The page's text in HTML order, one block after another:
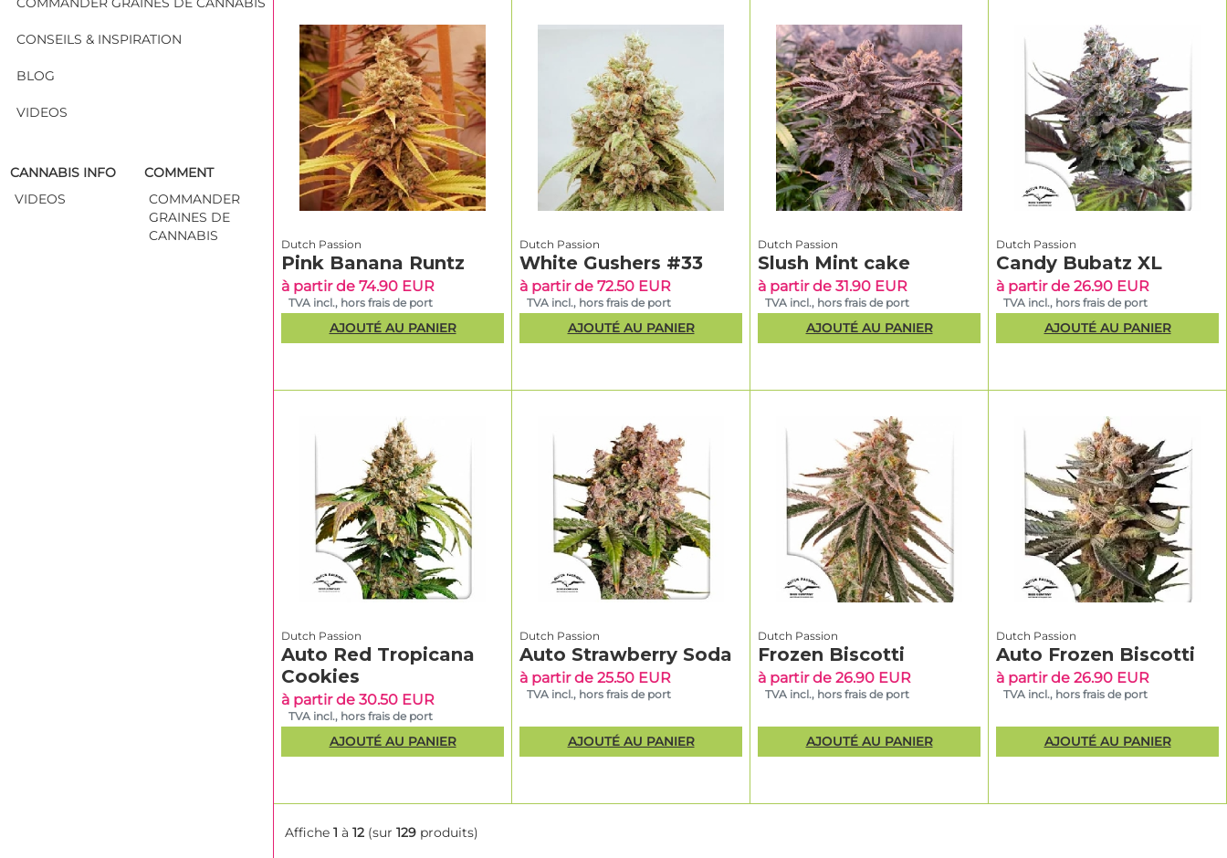
Dutch Passion
Pink Banana Runtz
à partir de 74.90 EUR
TVA incl., hors frais de port
AJOUTÉ AU PANIER
Dutch Passion
White Gushers #33
à partir de 72.50 EUR
TVA incl., hors frais de port
AJOUTÉ AU PANIER
Dutch Passion
Slush Mint cake
à partir de 31.90 EUR
TVA incl., hors frais de port
AJOUTÉ AU PANIER
Dutch Passion
Candy Bubatz XL
à partir de 26.90 EUR
TVA incl., hors frais de port
AJOUTÉ AU PANIER
Dutch Passion
Auto Red Tropicana
Cookies
à partir de 30.50 EUR
TVA incl., hors frais de port
AJOUTÉ AU PANIER
Dutch Passion
Auto Strawberry Soda
à partir de 25.50 EUR
TVA incl., hors frais de port
AJOUTÉ AU PANIER
Dutch Passion
Frozen Biscotti
à partir de 26.90 EUR
TVA incl., hors frais de port
AJOUTÉ AU PANIER
Dutch Passion
Auto Frozen Biscotti
à partir de 26.90 EUR
TVA incl., hors frais de port
AJOUTÉ AU PANIER
Affiche 1 à 12 (sur 129 produits)
CONSEILS & INSPIRATION
BLOG
VIDEOS
CANNABIS INFO
VIDEOS
COMMENT
COMMANDER
GRAINES DE
CANNABIS